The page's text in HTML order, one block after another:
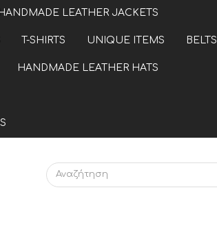
LEATHER JACKETS
T-SHIRTS UNIQUE ITEMS BELTS
HANDMADE LEATHER HATS